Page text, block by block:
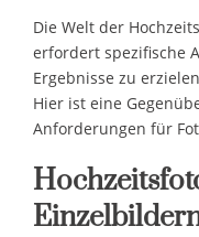
Die Welt der
erfordert spezifische
Ergebnisse zu
Hier ist eine
Anforderungen für